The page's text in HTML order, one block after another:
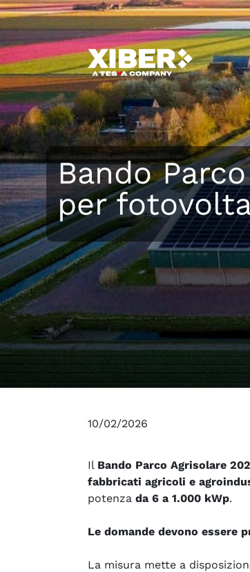
Bando
per
10/02/2026
Il Bando Parco Agrisolare
fabbricati agricoli e
potenza da 6 a 1.000 kWp.
Le domande devono essere
La misura mette a